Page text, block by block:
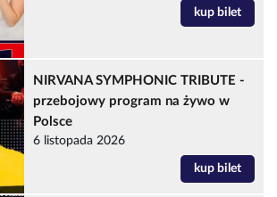
kup bilet
NIRVANA SYMPHONIC TRIBUTE -
przebojowy program na żywo w
Polsce
6 listopada 2026
kup bilet